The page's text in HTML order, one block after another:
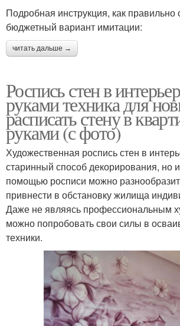
Подробная инструкция, как правильно
бюджетный вариант имитации:
читать дальше →
Роспись стен в
руками техника для
расписать стену в
руками (с фото)
Художественная роспись стен в
старинный способ декорирования, но
помощью росписи можно
привнести в обстановку жилища
Даже не являясь профессиональным
можно попробовать свои силы в
техники.